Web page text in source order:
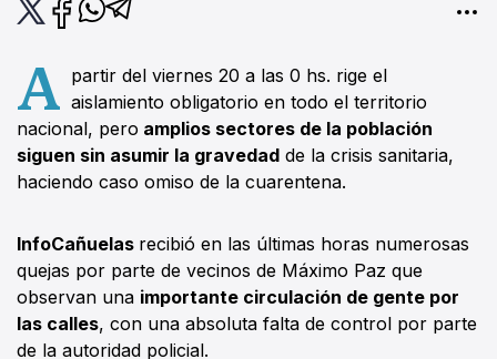
A partir del viernes 20 a las 0 hs. rige el
aislamiento obligatorio en todo el territorio
nacional, pero amplios sectores de la población
siguen sin asumir la gravedad de la crisis sanitaria,
haciendo caso omiso de la cuarentena.
InfoCañuelas recibió en las últimas horas numerosas
quejas por parte de vecinos de Máximo Paz que
observan una importante circulación de gente por
las calles, con una absoluta falta de control por parte
de la autoridad policial.